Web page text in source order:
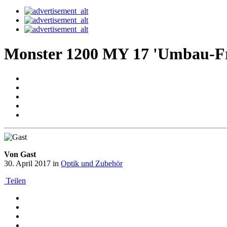
Monster 1200 MY 17 'Umbau-
Von Gast
30. April 2017 in Optik und Zubehör
Teilen